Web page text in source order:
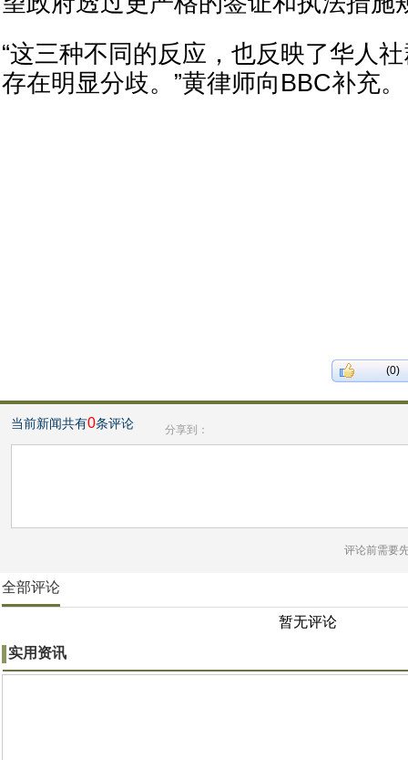
“这三种不同的反应，也反映了华人
存在明显分歧。”黄律师向BBC补充。
(0)
当前新闻共有0条评论 分享到：
评论前需要
全部评论
暂无评论
实用资讯